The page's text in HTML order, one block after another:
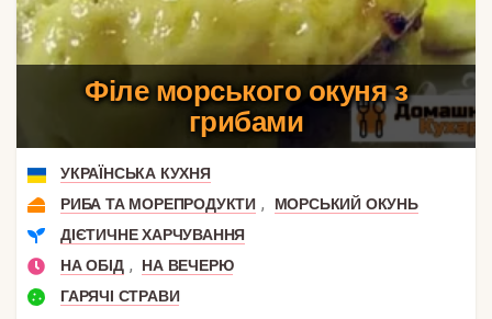
Філе морського окуня з
грибами
УКРАЇНСЬКА КУХНЯ
РИБА ТА МОРЕПРОДУКТИ ,
МОРСЬКИЙ ОКУНЬ
ДІЄТИЧНЕ ХАРЧУВАННЯ
НА ОБІД ,
НА ВЕЧЕРЮ
ГАРЯЧІ СТРАВИ